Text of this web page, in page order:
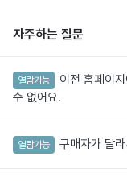
자주하는 질문
열람가능
이전 홈페이
수 없어요.
열람가능 구매자가 달